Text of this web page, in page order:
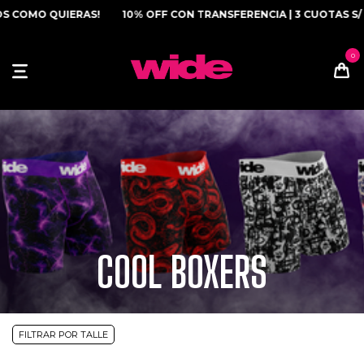
10% OFF CON TRANSFERENCIA | 3 CUOTAS S/ INTERÉS
COOL BOXERS